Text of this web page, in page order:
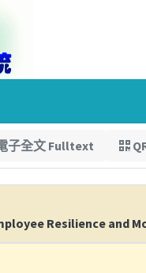
子全文 Fulltext
Resilience and